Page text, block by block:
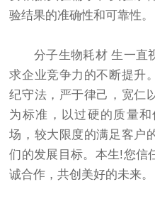
验结果的准确性和可靠性。
分子生物耗材 生一直
求企业竞争力的不断提升
纪守法，严于律己，宽仁
为标准，以过硬的质量
场，较大限度的满足客户
们的发展目标。本生!您信
诚合作，共创美好的未来。